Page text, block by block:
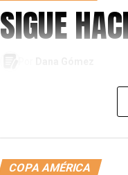
SIGUE
COPA AMÉRICA